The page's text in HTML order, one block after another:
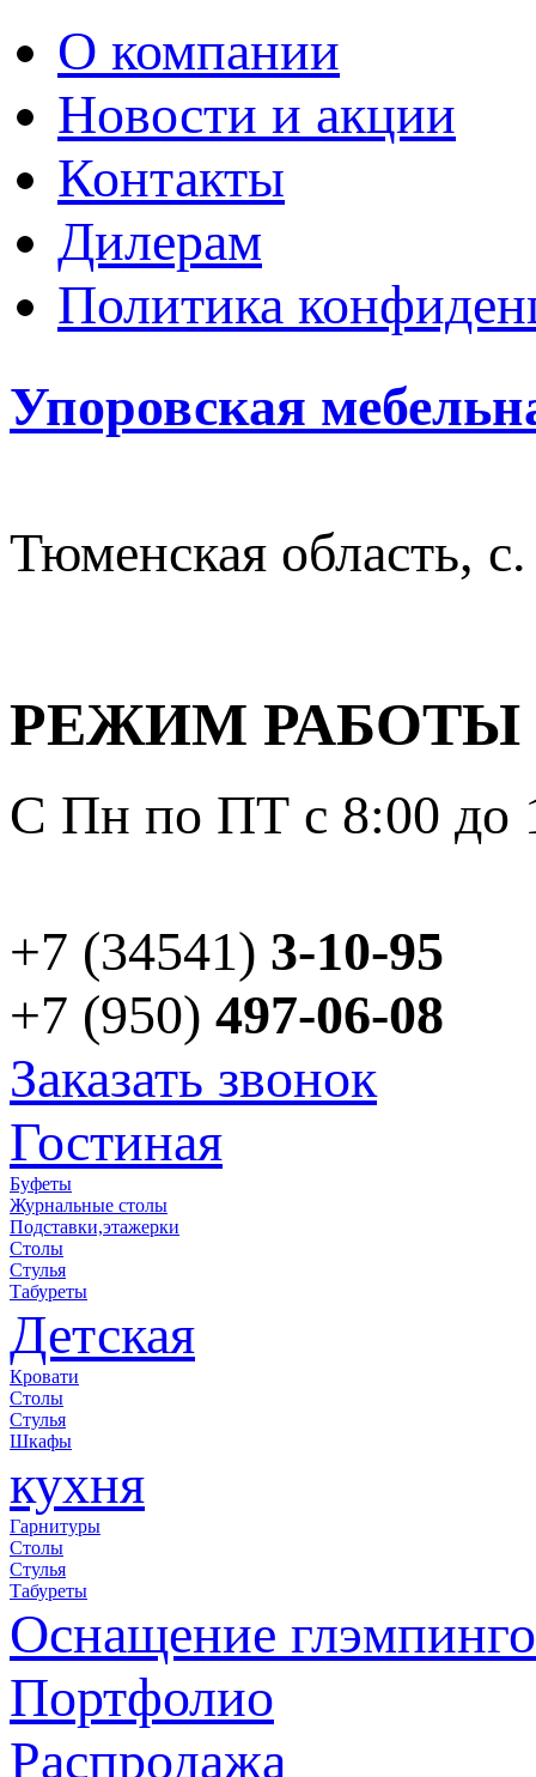
О компании
Новости и акции
Контакты
Дилерам
Политика
Упоровская
Тюменская область,
РЕЖИМ РАБОТЫ
С Пн по ПТ с 8:00 до
+7 (34541) 3-10-95
+7 (950) 497-06-08
Заказать звонок
Гостиная
Буфеты
Журнальные столы
Подставки,этажерки
Столы
Стулья
Табуреты
Детская
Кровати
Столы
Стулья
Шкафы
кухня
Гарнитуры
Столы
Стулья
Табуреты
Оснащение
Портфолио
Распродажа